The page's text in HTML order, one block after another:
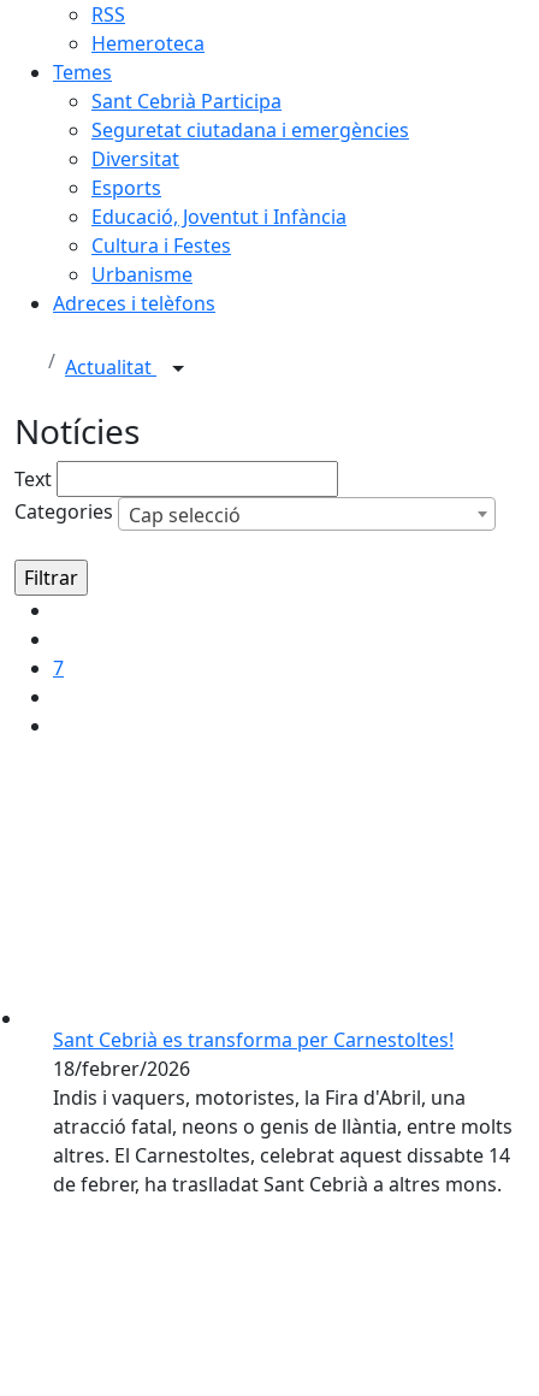
RSS
Hemeroteca
Temes
Sant Cebrià Participa
Seguretat ciutadana i emergències
Diversitat
Esports
Educació, Joventut i Infància
Cultura i Festes
Urbanisme
Adreces i telèfons
Actualitat
Notícies
Text
Categories
Cap selecció
7
Sant Cebrià es transforma per Carnestoltes!
18/febrer/2026
Indis i vaquers, motoristes, la Fira d'Abril, una
atracció fatal, neons o genis de llàntia, entre molts
altres. El Carnestoltes, celebrat aquest dissabte 14
de febrer, ha traslladat Sant Cebrià a altres mons.